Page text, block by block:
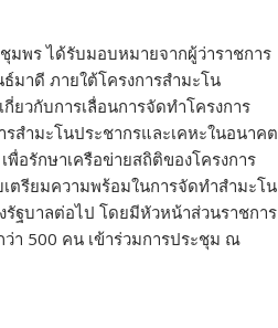
มพร ได้รับมอบหมายจากผู้ว่าราชการ
มาดี ภายใต้โครงการสำมะโน
ยวกับการเลื่อนการจัดทำโครงการ
สำมะโนประชากรและเคหะในอนาคต
อรักษาเครือข่ายสถิติของโครงการ
ตรียมความพร้อมในการจัดทำสำมะโน
ฐบาลต่อไป โดยมีหัวหน้าส่วนราชการ
า 500 คน เข้าร่วมการประชุม ณ